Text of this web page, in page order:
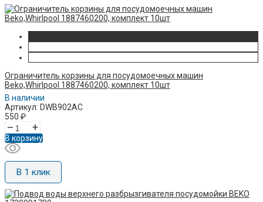
Ограничитель корзины для посудомоечных машин
Beko,Whirlpool 1887460200, комплект 10шт
В наличии
Артикул: DWB902AC
550 ₽
– +
В корзину
В 1 клик